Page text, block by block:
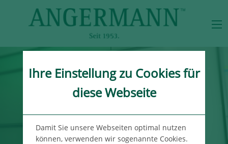
Ihre Einstellung zu Cookies für
diese Webseite
Damit Sie unsere Webseiten optimal nutzen
können, verwenden wir sogenannte Cookies.